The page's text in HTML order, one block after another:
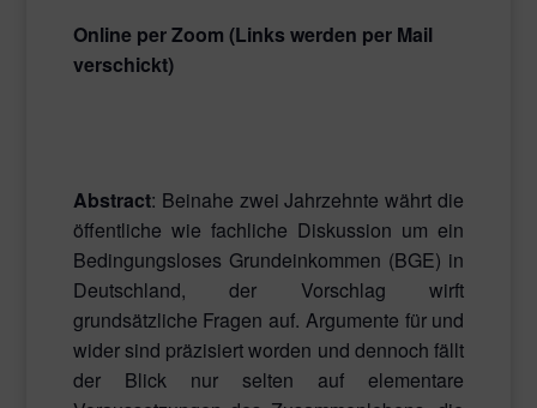
Online per Zoom (Links werden per Mail
verschickt)
Abstract: Beinahe zwei Jahrzehnte währt die
öffentliche wie fachliche Diskussion um ein
Bedingungsloses Grundeinkommen (BGE) in
Deutschland, der Vorschlag wirft
grundsätzliche Fragen auf. Argumente für und
wider sind präzisiert worden und dennoch fällt
der Blick nur selten auf elementare